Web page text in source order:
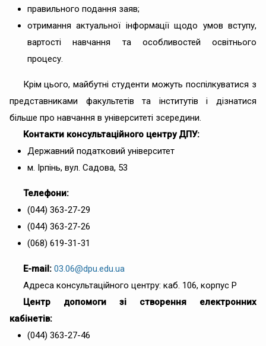
правильного подання заяв;
отримання актуальної інформації щодо умов вступу,
вартості навчання та особливостей освітнього
процесу.
Крім цього, майбутні студенти можуть поспілкуватися з
представниками факультетів та інститутів і дізнатися
більше про навчання в університеті зсередини.
Контакти консультаційного центру ДПУ:
Державний податковий університет
м. Ірпінь, вул. Садова, 53
Телефони:
(044) 363-27-29
(044) 363-27-26
(068) 619-31-31
E-mail: 03.06@dpu.edu.ua
Адреса консультаційного центру: каб. 106, корпус Р
Центр допомоги зі створення електронних
кабінетів:
(044) 363-27-46